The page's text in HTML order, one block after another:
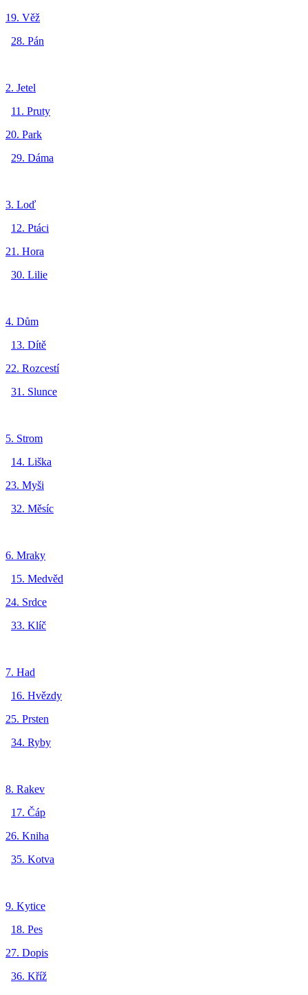
19. Věž
28. Pán
2. Jetel
11. Pruty
20. Park
29. Dáma
3. Loď
12. Ptáci
21. Hora
30. Lilie
4. Dům
13. Dítě
22. Rozcestí
31. Slunce
5. Strom
14. Liška
23. Myši
32. Měsíc
6. Mraky
15. Medvěd
24. Srdce
33. Klíč
7. Had
16. Hvězdy
25. Prsten
34. Ryby
8. Rakev
17. Čáp
26. Kniha
35. Kotva
9. Kytice
18. Pes
27. Dopis
36. Kříž